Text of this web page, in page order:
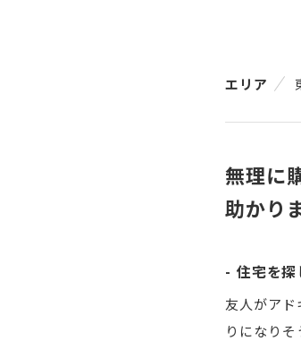
エリア
無理に
助かり
住宅を探
友人がア
りになりそ